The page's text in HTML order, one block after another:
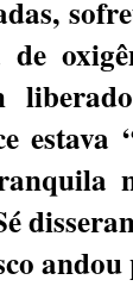
de
estava
andou